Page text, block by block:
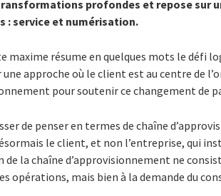
profondes et repose sur
: service et numérisation.
maxime résume en quelques mots le défi
approche où le client est au centre de
pour soutenir ce changement de
de penser en termes de chaîne
le client, et non l’entreprise, qui
la chaîne d’approvisionnement ne
opérations, mais bien à la demande du